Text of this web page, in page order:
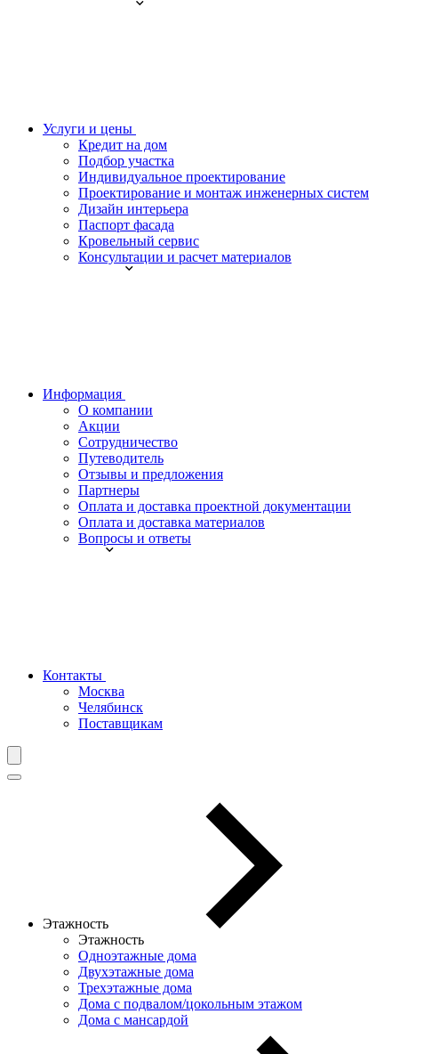
Услуги и цены
Кредит на дом
Подбор участка
Индивидуальное проектирование
Проектирование и монтаж инженерных систем
Дизайн интерьера
Паспорт фасада
Кровельный сервис
Консультации и расчет материалов
Информация
О компании
Акции
Сотрудничество
Путеводитель
Отзывы и предложения
Партнеры
Оплата и доставка проектной документации
Оплата и доставка материалов
Вопросы и ответы
Контакты
Москва
Челябинск
Поставщикам
Этажность
Этажность
Одноэтажные дома
Двухэтажные дома
Трехэтажные дома
Дома с подвалом/цокольным этажом
Дома с мансардой